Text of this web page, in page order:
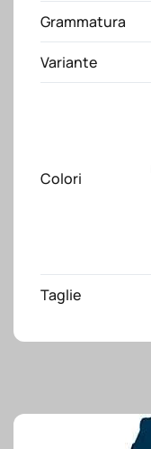
Grammatura
Variante
Colori
Taglie